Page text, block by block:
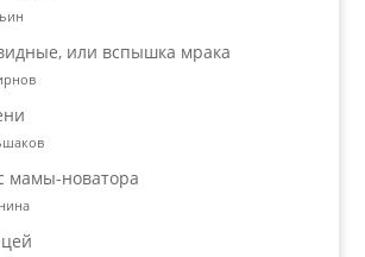
или вспышка мрака
мамы-новатора